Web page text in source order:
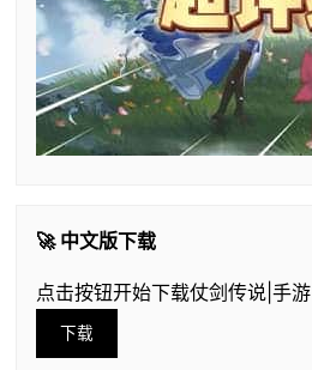
🚀 中文版下载
点击按钮开始下载仗剑传说|手游
下载